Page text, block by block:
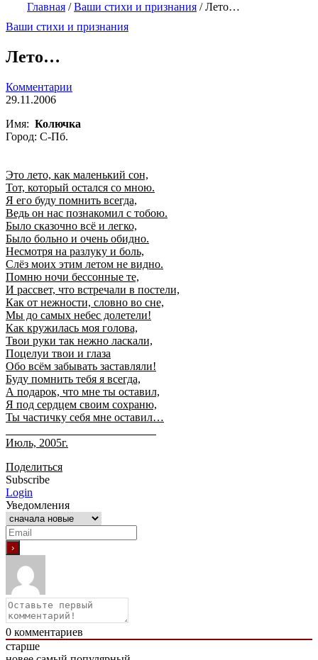
Главная /Ваши стихи и признания /Лето…
Ваши стихи и признания
Лето…
Комментарии
29.11.2006
Имя: Колючка
Город: С-Пб.
Это лето, как маленький сон,
Тот, который остался со мною.
Я его буду помнить всегда,
Ведь он нас познакомил с тобою.
Было сказочно всё и легко,
Было больно и очень обидно.
Несмотря на разлуку и боль,
Слёз моих этим летом не видно.
Помню ночи бессонные те,
И рассвет, что встречали в постели,
Как от нежности, словно во сне,
Мы до самых небес долетели!
Как кружилась моя голова,
Твои руки так нежно ласкали,
Поцелуи твои и глаза
Обо всём забывать заставляли!
Буду помнить тебя я всегда,
А подарок, что мне ты оставил,
Я под сердцем своим сохраню,
Ты частичку себя мне оставил…
Июль, 2005г.
Поделиться
Subscribe
Login
Уведомления
0 комментариев
старше